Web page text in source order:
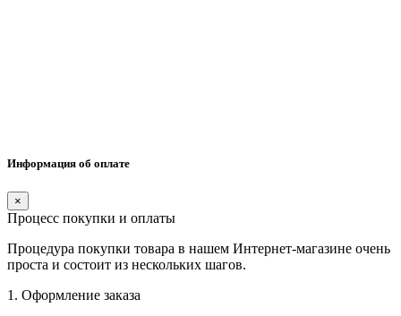
Информация об оплате
×
Процесс покупки и оплаты
Процедура покупки товара в нашем Интернет-магазине очень
проста и состоит из нескольких шагов.
1. Оформление заказа